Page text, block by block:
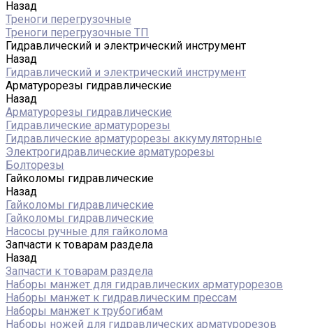
Назад
Треноги перегрузочные
Треноги перегрузочные ТП
Гидравлический и электрический инструмент
Назад
Гидравлический и электрический инструмент
Арматурорезы гидравлические
Назад
Арматурорезы гидравлические
Гидравлические арматурорезы
Гидравлические арматурорезы аккумуляторные
Электрогидравлические арматурорезы
Болторезы
Гайколомы гидравлические
Назад
Гайколомы гидравлические
Гайколомы гидравлические
Насосы ручные для гайколома
Запчасти к товарам раздела
Назад
Запчасти к товарам раздела
Наборы манжет для гидравлических арматурорезов
Наборы манжет к гидравлическим прессам
Наборы манжет к трубогибам
Наборы ножей для гидравлических арматурорезов